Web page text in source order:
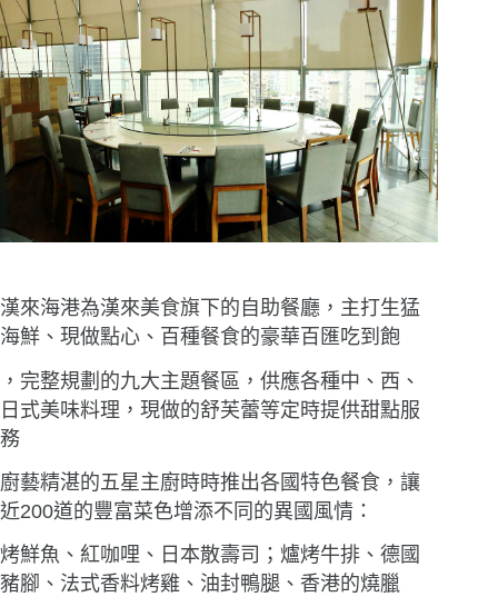
漢來海港為漢來美食旗下的自助餐廳，主打生猛
海鮮、現做點心、百種餐食的豪華百匯吃到飽
，完整規劃的九大主題餐區，供應各種中、西、
日式美味料理，現做的舒芙蕾等定時提供甜點服
務
廚藝精湛的五星主廚時時推出各國特色餐食，讓
近200道的豐富菜色增添不同的異國風情：
烤鮮魚、紅咖哩、日本散壽司；爐烤牛排、德國
豬腳、法式香料烤雞、油封鴨腿、香港的燒臘